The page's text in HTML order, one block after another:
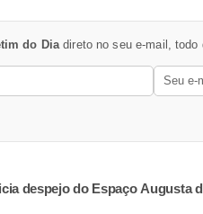
do Dia direto no seu e-mail, todo
despejo do Espaço Augusta